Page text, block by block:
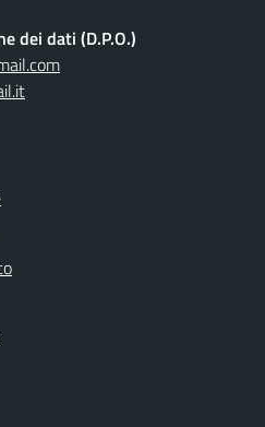
dei dati (D.P.O.)